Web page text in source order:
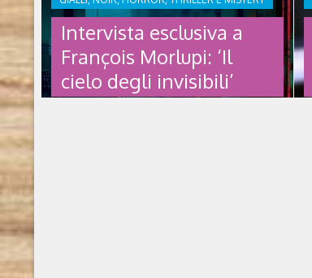
Intervista esclusiva a
François Morlupi: ‘Il
cielo degli invisibili’